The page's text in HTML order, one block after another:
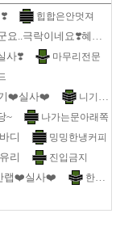
힙합은안멋져
락이네요❣️혜리❣️실사
사❣️ 마무리전문
❤️실사❤️ 니기밈2
~ 나가는문아래쪽
디 밍밍한냉커피
리 진입금지
랩❤️실사❤️ 한번갈까